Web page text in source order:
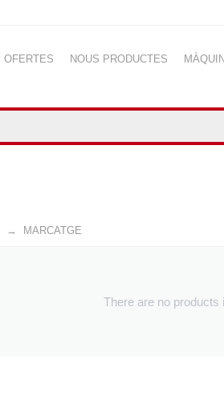
OFERTES NOUS PRODUCTES
MARCATGE
There are no products